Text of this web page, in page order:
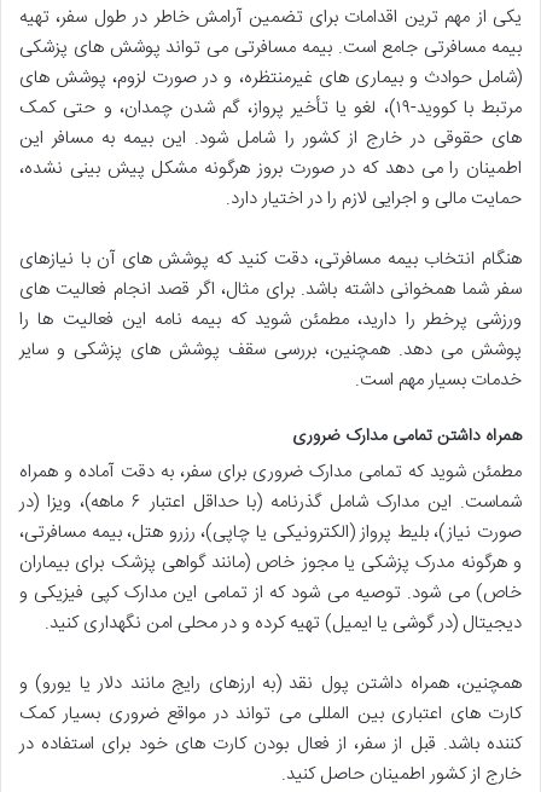
یکی از مهم ترین اقدامات برای تضمین آرامش خاطر در طول سفر، تهیه
بیمه مسافرتی جامع است. بیمه مسافرتی می تواند پوشش های پزشکی
(شامل حوادث و بیماری های غیرمنتظره، و در صورت لزوم، پوشش های
مرتبط با کووید-۱۹)، لغو یا تأخیر پرواز، گم شدن چمدان، و حتی کمک
های حقوقی در خارج از کشور را شامل شود. این بیمه به مسافر این
اطمینان را می دهد که در صورت بروز هرگونه مشکل پیش بینی نشده،
حمایت مالی و اجرایی لازم را در اختیار دارد.
هنگام انتخاب بیمه مسافرتی، دقت کنید که پوشش های آن با نیازهای
سفر شما همخوانی داشته باشد. برای مثال، اگر قصد انجام فعالیت های
ورزشی پرخطر را دارید، مطمئن شوید که بیمه نامه این فعالیت ها را
پوشش می دهد. همچنین، بررسی سقف پوشش های پزشکی و سایر
خدمات بسیار مهم است.
همراه داشتن تمامی مدارک ضروری
مطمئن شوید که تمامی مدارک ضروری برای سفر، به دقت آماده و همراه
شماست. این مدارک شامل گذرنامه (با حداقل اعتبار ۶ ماهه)، ویزا (در
صورت نیاز)، بلیط پرواز (الکترونیکی یا چاپی)، رزرو هتل، بیمه مسافرتی،
و هرگونه مدرک پزشکی یا مجوز خاص (مانند گواهی پزشک برای بیماران
خاص) می شود. توصیه می شود که از تمامی این مدارک کپی فیزیکی و
دیجیتال (در گوشی یا ایمیل) تهیه کرده و در محلی امن نگهداری کنید.
همچنین، همراه داشتن پول نقد (به ارزهای رایج مانند دلار یا یورو) و
کارت های اعتباری بین المللی می تواند در مواقع ضروری بسیار کمک
کننده باشد. قبل از سفر، از فعال بودن کارت های خود برای استفاده در
خارج از کشور اطمینان حاصل کنید.